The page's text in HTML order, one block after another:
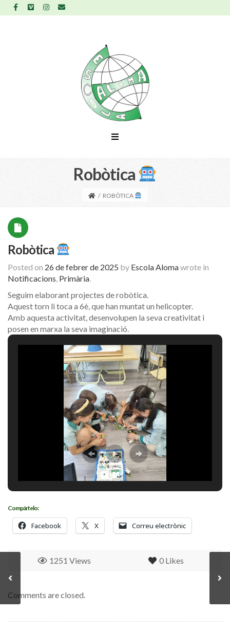
Robòtica
/ ROBÒTICA
Robòtica
Posted on 26 de febrer de 2025 by Escola Alomawrote in
Notificacions, Primària.
Seguim elaborant projectes de robòtica.
Aquest torn li toca a 6è, que han muntat un helicopter.
Amb aquesta activitat, desenvolupen la seva creativitat i
posen en marxa la seva imaginació.
Compártelo:
Facebook X Correu electrònic
0 Likes
1251 Views
Comments are closed.